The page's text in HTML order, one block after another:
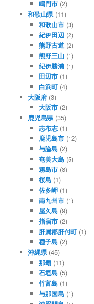
鳴門市 (2)
和歌山県(11)
和歌山市 (3)
紀伊田辺 (2)
熊野古道 (2)
熊野三山 (1)
紀伊勝浦 (1)
田辺市 (1)
白浜町 (4)
大阪府(3)
大阪市 (2)
鹿児島県(35)
志布志(1)
鹿児島市 (12)
与論島 (2)
奄美大島 (5)
霧島市 (8)
桜島 (1)
佐多岬 (1)
南九州市 (1)
屋久島 (9)
指宿市 (2)
肝属郡肝付町 (1)
種子島 (2)
沖縄県(45)
那覇 (11)
石垣島 (5)
竹富島 (1)
与那国島 (1)